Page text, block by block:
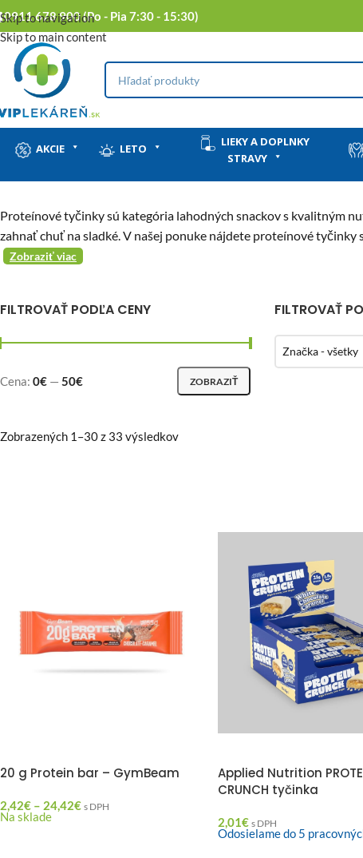
Skip to navigation
Skip to main content
0911 678 900 (Po - Pia 7:30 - 15:30)
AKCIE LETO
LIEKY A DOPLNKY
STRAVY
Proteínové tyčinky sú kategória lahodných snackov s kvalitným
zahnať chuť na sladké. V našej ponuke nájdete proteínové
Zobraziť viac
FILTROVAŤ PODĽA CENY
ZOBRAZIŤ
Cena: 0€ — 50€
FILTROVAŤ
Značka - všetky
Zobrazených 1–30 z 33 výsledkov
20 g Protein bar – GymBeam
2,42€ – 24,42€ s DPH
Na sklade
Applied Nutrition
CRUNCH tyčinka
2,01€ s DPH
Odosielame do 5